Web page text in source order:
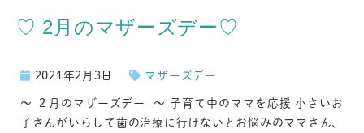
♡ 2月のマザーズデー♡
2021年2月3日
マザーズデー
～ ２月のマザーズデー ～ 子育て中のママを応援 小さいお
子さんがいらして歯の治療に行けないとお悩みのママさん、